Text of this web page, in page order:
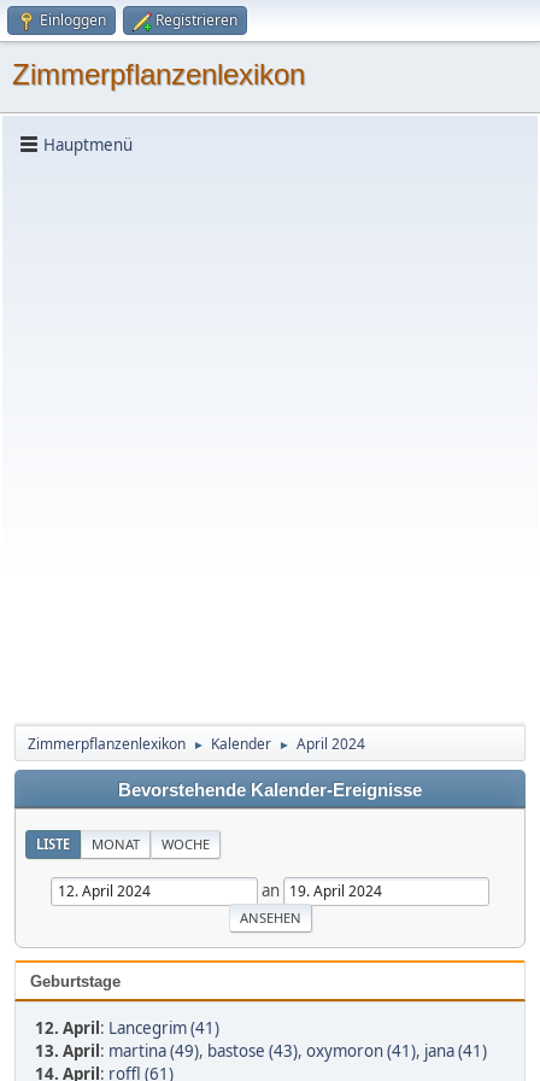
Einloggen Registrieren
Zimmerpflanzenlexikon
Hauptmenü
Zimmerpflanzenlexikon ► Kalender ► April 2024
Bevorstehende Kalender-Ereignisse
LISTE MONAT WOCHE
an
Geburtstage
12. April: Lancegrim (41)
13. April: martina (49), bastose (43), oxymoron (41), jana (41)
14. April: roffl (61)